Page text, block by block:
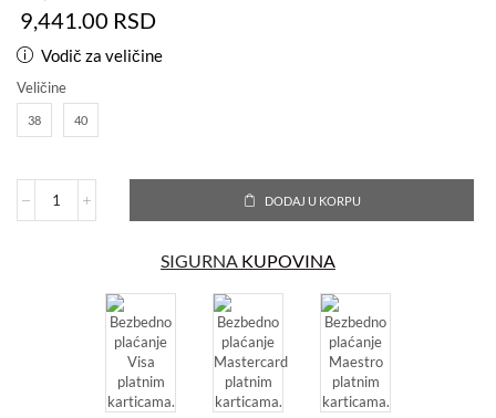
9,441.00 RSD
Vodič za veličine
Veličine
38 40
DODAJ U KORPU
SIGURNA KUPOVINA